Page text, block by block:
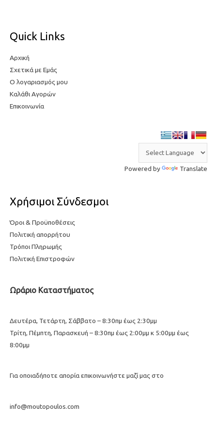
Quick Links
Αρχική
Σχετικά με Εμάς
Ο λογαριασμός μου
Καλάθι Αγορών
Επικοινωνία
Powered by Translate
Χρήσιμοι Σύνδεσμοι
Όροι & Προϋποθέσεις
Πολιτική απορρήτου
Τρόποι Πληρωμής
Πολιτική Επιστροφών
Ωράριο Καταστήματος
Δευτέρα, Τετάρτη, Σάββατο – 8:30πμ έως 2:30μμ
Τρίτη, Πέμπτη, Παρασκευή – 8:30πμ έως 2:00μμ κ 5:00μμ έως
8:00μμ
Για οποιαδήποτε απορία επικοινωνήστε μαζί μας στο
info@moutopoulos.com